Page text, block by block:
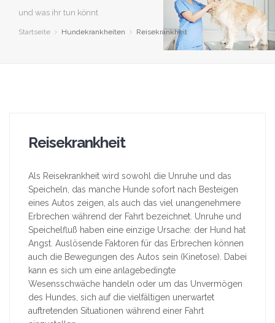
und was ihr tun könnt
Startseite Hundekrankheiten Reisekrankheit
Reisekrankheit
Als Reisekrankheit wird sowohl die Unruhe und das
Speicheln, das manche Hunde sofort nach Besteigen
eines Autos zeigen, als auch das viel unangenehmere
Erbrechen während der Fahrt bezeichnet. Unruhe und
Speichelfluß haben eine einzige Ursache: der Hund hat
Angst. Auslösende Faktoren für das Erbrechen können
auch die Bewegungen des Autos sein (Kinetose). Dabei
kann es sich um eine anlagebedingte
Wesensschwäche handeln oder um das Unvermögen
des Hundes, sich auf die vielfältigen unerwartet
auftretenden Situationen während einer Fahrt